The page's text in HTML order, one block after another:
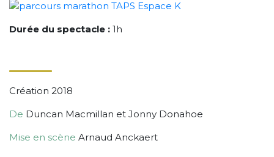
Durée du spectacle : 1h
Création 2018
De Duncan Macmillan et Jonny Donahoe
Mise en scène Arnaud Anckaert